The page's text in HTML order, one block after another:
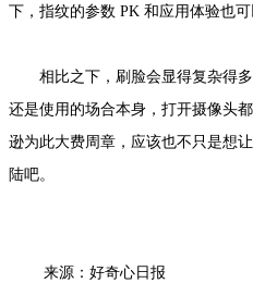
下，指纹的参数 PK 和应用体验也
相比之下，刷脸会显得复杂得多
还是使用的场合本身，打开摄像头
逊为此大费周章，应该也不只是想
陆吧。
来源：好奇心日报